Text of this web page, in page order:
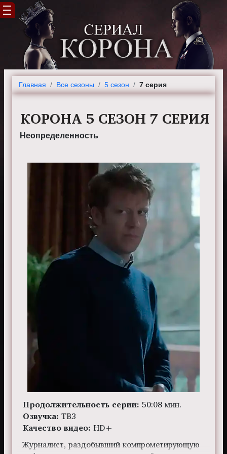
Главная Все сезоны 5 сезон 7 серия
КОРОНА 5 СЕЗОН 7 СЕРИЯ
Неопределенность
Продолжительность серии: 50:08 мин.
Озвучка: ТВ3
Качество видео: HD+
Журналист, раздобывший компрометирующую